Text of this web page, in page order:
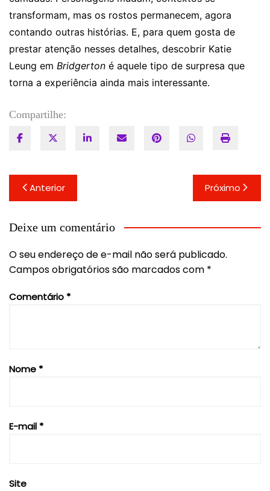
transformam, mas os rostos permanecem, agora
contando outras histórias. E, para quem gosta de
prestar atenção nesses detalhes, descobrir Katie
Leung em Bridgerton é aquele tipo de surpresa que
torna a experiência ainda mais interessante.
Compartilhe:
Navegação
de
Post
Anterior Próximo
Deixe um comentário
O seu endereço de e-mail não será publicado.
Campos obrigatórios são marcados com *
Comentário *
Nome *
E-mail *
Site